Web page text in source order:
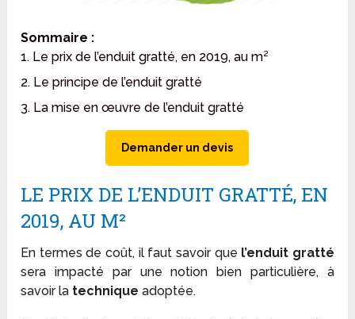
Sommaire :
1. Le prix de l’enduit gratté, en 2019, au m²
2. Le principe de l’enduit gratté
3. La mise en œuvre de l’enduit gratté
Demander un devis
LE PRIX DE L’ENDUIT GRATTÉ, EN
2019, AU M²
En termes de coût, il faut savoir que l’enduit gratté
sera impacté par une notion bien particulière, à
savoir la techniqueadoptée.